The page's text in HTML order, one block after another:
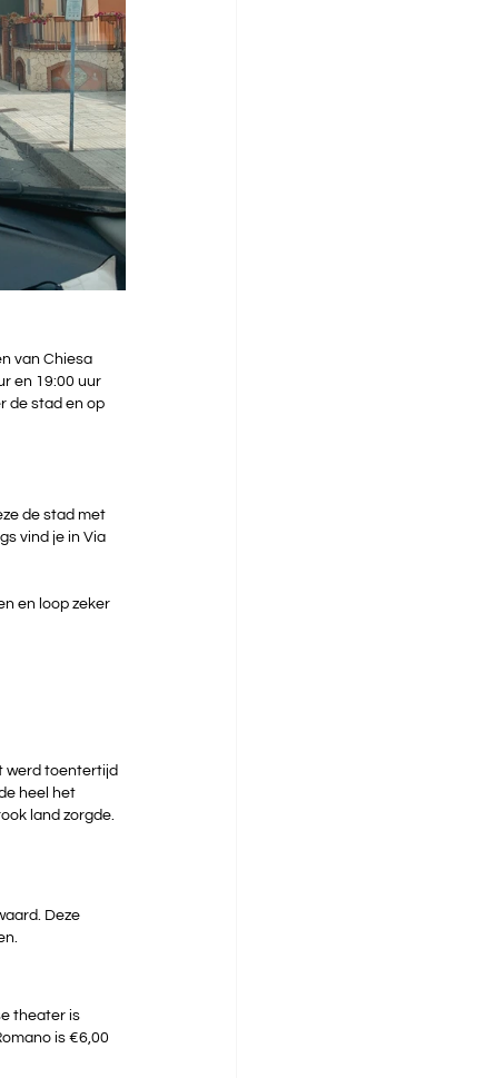
van Chiesa
en 19:00 uur
de stad en op
de stad met
vind je in Via
en loop zeker
werd toentertijd
heel het
land zorgde.
Deze
theater is
is €6,00